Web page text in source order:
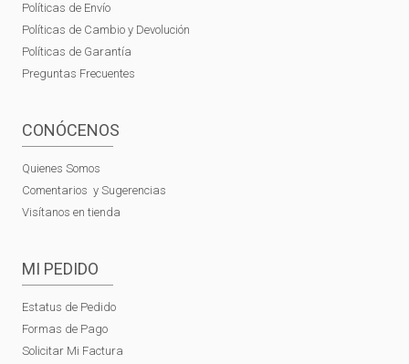
Políticas de Envío
Políticas de Cambio y Devolución
Políticas de Garantía
Preguntas Frecuentes
CONÓCENOS
Quienes Somos
Comentarios y Sugerencias
Visítanos en tienda
MI PEDIDO
Estatus de Pedido
Formas de Pago
Solicitar Mi Factura